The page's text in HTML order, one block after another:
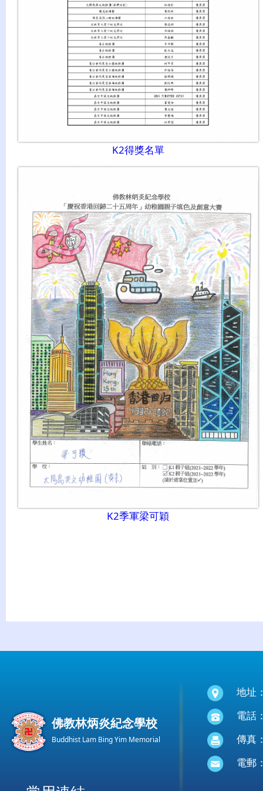
K2得獎名單
K2季軍梁可穎
佛教林炳炎紀念學校
Buddhist Lam Bing Yim Memorial
地址
電話
傳真
電郵